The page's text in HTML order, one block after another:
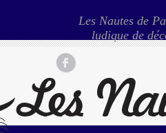
Les Nautes de
ludique de